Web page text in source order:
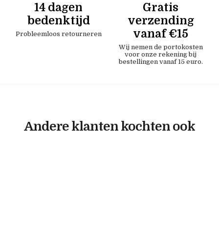
14 dagen
bedenktijd
Probleemloos retourneren
Gratis
verzending
vanaf €15
Wij nemen de portokosten
voor onze rekening bij
bestellingen vanaf 15 euro.
Andere klanten kochten ook